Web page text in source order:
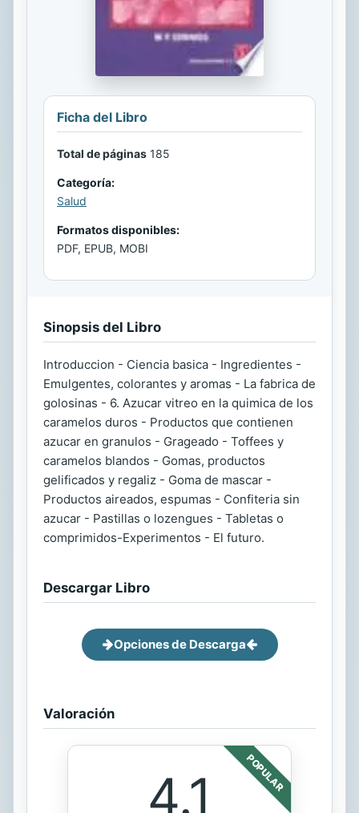
Ficha del Libro
Total de páginas 185
Categoría:
Salud
Formatos disponibles:
PDF, EPUB, MOBI
Sinopsis del Libro
Introduccion - Ciencia basica - Ingredientes -
Emulgentes, colorantes y aromas - La fabrica de
golosinas - 6. Azucar vitreo en la quimica de los
caramelos duros - Productos que contienen
azucar en granulos - Grageado - Toffees y
caramelos blandos - Gomas, productos
gelificados y regaliz - Goma de mascar -
Productos aireados, espumas - Confiteria sin
azucar - Pastillas o lozengues - Tabletas o
comprimidos-Experimentos - El futuro.
Descargar Libro
Opciones de Descarga
Valoración
POPULAR
4.1